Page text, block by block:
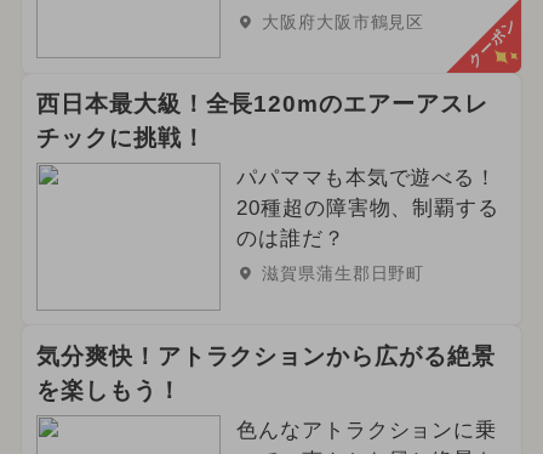
大阪府大阪市鶴見区 クーポン
西日本最大級！全長120mのエアーアスレ
チックに挑戦！
パパママも本気で遊べる！
20種超の障害物、制覇する
のは誰だ？
滋賀県蒲生郡日野町
気分爽快！アトラクションから広がる絶景
を楽しもう！
色んなアトラクションに乗